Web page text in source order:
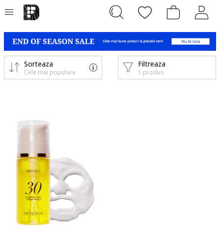
Filtreaza
1 produs
Sorteaza
Cele mai populare